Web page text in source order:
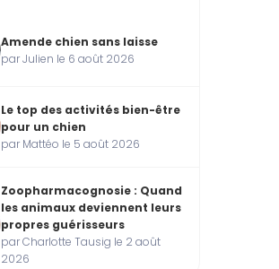
Amende chien sans laisse
par Julien le 6 août 2026
Le top des activités bien-être
pour un chien
par Mattéo le 5 août 2026
Zoopharmacognosie : Quand
les animaux deviennent leurs
propres guérisseurs
par Charlotte Tausig le 2 août
2026